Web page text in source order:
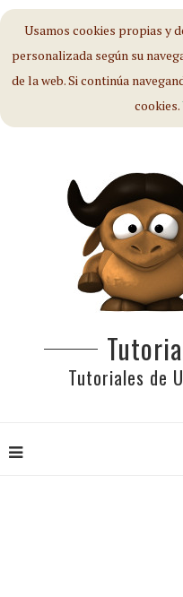
Usamos cookies propias y
personalizada según su
de la web. Si continúa
cookies.
Tutoriales de